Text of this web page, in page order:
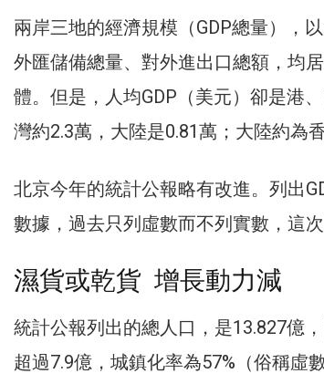
兩岸三地的經濟規模（GDP總量），
外匯儲備總量、對外進出口總額，均
體。但是，人均GDP（美元）卻是港
灣約2.3萬，大陸是0.81萬；大陸約為
北京今年的統計公報略有改進。列出
數據，過去只列虛數而不列實數，這次
濕貨或乾貨 增長動力減
統計公報列出的總人口，是13.827億
超過7.9億，城鎮化率為57%（俗稱虛